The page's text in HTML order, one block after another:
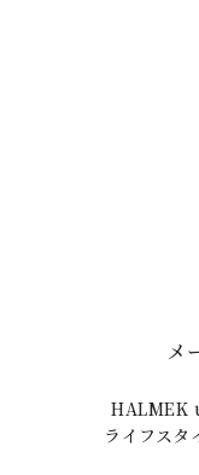
メ
HALMEK
ライフスタ